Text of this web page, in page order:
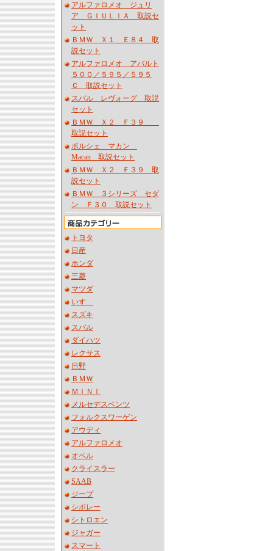
アルファロメオ ジュリ
ア ＧＩＵＬＩＡ 取説セ
ット
ＢＭＷ Ｘ１ Ｅ８４ 取
説セット
アルファロメオ アバルト
５００／５９５／５９５
Ｃ 取説セット
スバル レヴォーグ 取説
セット
ＢＭＷ Ｘ２ Ｆ３９
取説セット
ポルシェ マカン
Macan 取説セット
ＢＭＷ Ｘ２ Ｆ３９ 取
説セット
ＢＭＷ ３シリーズ セダ
ン Ｆ３０ 取説セット
トヨタ
日産
ホンダ
三菱
マツダ
いすゞ
スズキ
スバル
ダイハツ
レクサス
日野
ＢＭＷ
ＭＩＮＩ
メルセデスベンツ
フォルクスワーゲン
アウディ
アルファロメオ
オペル
クライスラー
SAAB
ジープ
シボレー
シトロエン
ジャガー
スマート